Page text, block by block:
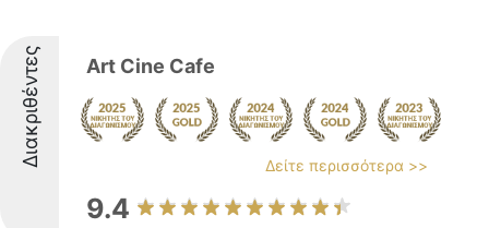
Διακριθέντες Art Cine Cafe
Δείτε περισσότερα >>
9.4